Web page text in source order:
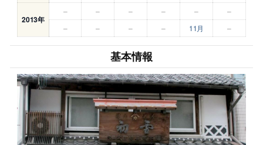
2013年
– – – – –
–
–
– – – 11月 –
基本情報